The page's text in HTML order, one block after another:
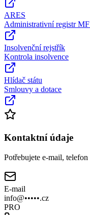
ARES
Administrativní registr
Insolvenční rejstřík
Kontrola insolvence
Hlídač státu
Smlouvy a dotace
Kontaktní údaje
Potřebujete e-mail,
E-mail
info@•••••.cz
PRO